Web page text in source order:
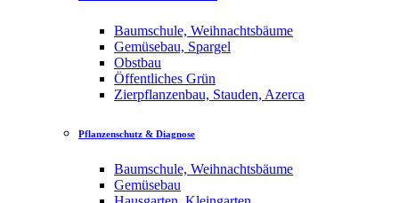
Baumschule, Weihnachtsbäume
Gemüsebau, Spargel
Obstbau
Öffentliches Grün
Zierpflanzenbau, Stauden, Azerca
Pflanzenschutz & Diagnose
Baumschule, Weihnachtsbäume
Gemüsebau